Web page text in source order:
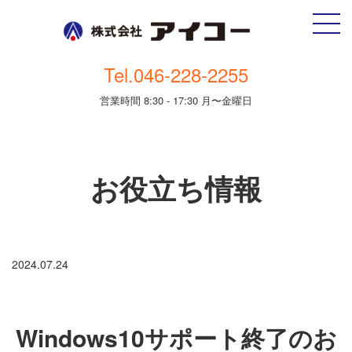
Tel.046-228-2255
営業時間 8:30 - 17:30 月〜金曜日
お役立ち情報
2024.07.24
Windows10サポート終了のお